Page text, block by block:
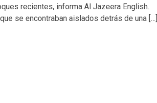
recientes, informa Al Jazeera English.
se encontraban aislados detrás de una […]